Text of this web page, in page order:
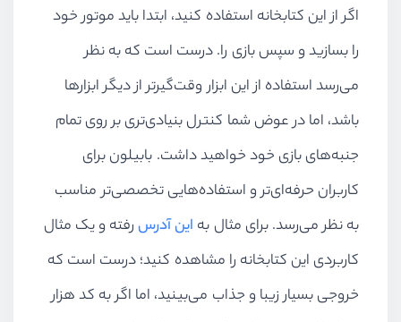
اگر از این کتابخانه استفاده کنید، ابتدا باید موتور خود
را بسازید و سپس بازی را. درست است که به نظر
می‌رسد استفاده از این ابزار وقت‌گیرتر از دیگر ابزارها
باشد، اما در عوض شما کنترل بنیادی‌تری بر روی تمام
جنبه‌های بازی خود خواهید داشت. بابیلون برای
کاربران حرفه‌ای‌تر و استفاده‌هایی تخصصی‌تر مناسب
به نظر می‌رسد. برای مثال به این‌ آدرسرفته و یک مثال
کاربردی این کتابخانه را مشاهده کنید؛ درست است که
خروجی بسیار زیبا و جذاب می‌بینید، اما اگر به کد هزار